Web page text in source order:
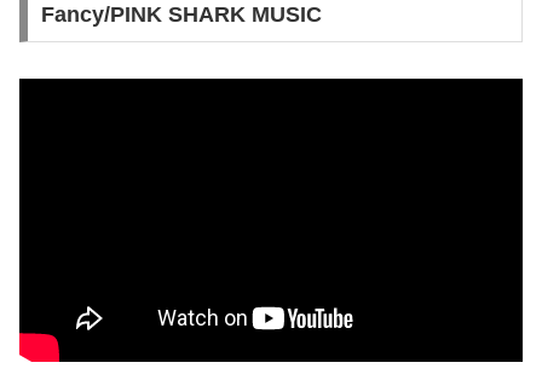
Fancy/PINK SHARK MUSIC